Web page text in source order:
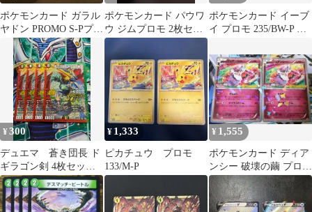
ポケモンカード ガラル
ヤドン PROMO S-Pプロ
モ 172/S-P 2枚
ポケモンカード パウワ
ウ ジムプロモ 2枚セッ
ト
ポケモンカード イーブ
イ プロモ 235/BW-P セ
¥300
デュエマ 蒼き団長 ド
ギラゴン剣 4枚セット
デュエ募 交流会 プロ
モ ③
¥ 1,333
ピカチュウ プロモ
133/M-P
¥ 1,555
ポケモンカード ディア
ンシー 破壊の繭 プロモ
053/XY-P 2枚